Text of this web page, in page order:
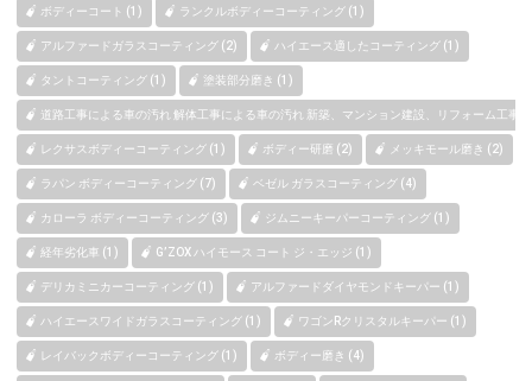
ボディーコート (1) ランクルボディーコーティング (1)
アルファードガラスコーティング (2) ハイエース適したコーティング (1)
タントコーティング (1) 塗装部分磨き (1)
道路工事による車の汚れ 解体工事による車の汚れ 新築、マンション建設、リフォーム工事
レクサスボディーコーティング (1) ボディー研磨 (2) メッキモール磨き (2)
ラパン ボディーコーティング (7) ベゼル ガラスコーティング (4)
カローラ ボディーコーティング (3) ジムニーキーパーコーティング (1)
経年劣化車 (1) G’ZOX ハイモース コート ジ・エッジ (1)
デリカミニカーコーティング (1) アルファードダイヤモンドキーパー (1)
ハイエースワイドガラスコーティング (1) ワゴンRクリスタルキーパー (1)
レイバックボディーコーティング (1) ボディー磨き (4)